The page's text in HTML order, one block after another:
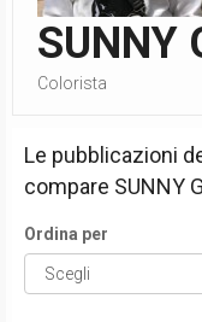
SUNNY
Colorista
Le pubblicazioni
compare SUNNY
Ordina per